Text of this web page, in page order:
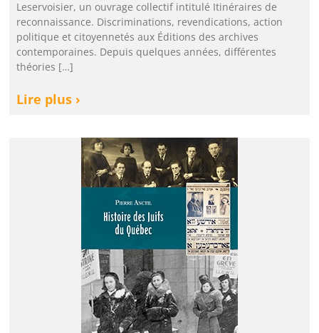
Leservoisier, un ouvrage collectif intitulé Itinéraires de
reconnaissance. Discriminations, revendications, action
politique et citoyennetés aux Éditions des archives
contemporaines. Depuis quelques années, différentes
théories […]
Lire plus ›